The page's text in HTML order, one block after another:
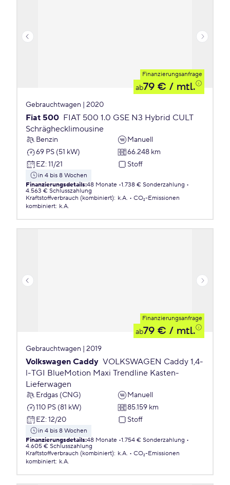
Finanzierungsanfrage
ab79 € / mtl.
Gebrauchtwagen | 2020
Fiat 500 FIAT 500 1.0 GSE N3 Hybrid CULT
Schräghecklimousine
Benzin
Manuell
69 PS (51 kW)
66.248 km
EZ: 11/21 Stoff
in 4 bis 8 Wochen
Finanzierungsdetails:48 Monate 1.738 € Sonderzahlung
4.563 € Schlusszahlung
Kraftstoffverbrauch (kombiniert): k.A.
CO₂-Emissionen
kombiniert: k.A.
Finanzierungsanfrage
ab79 € / mtl.
Gebrauchtwagen | 2019
Volkswagen Caddy VOLKSWAGEN Caddy 1,4-
l-TGI BlueMotion Maxi Trendline Kasten-
Lieferwagen
Erdgas (CNG)
Manuell
110 PS (81 kW)
85.159 km
EZ: 12/20 Stoff
in 4 bis 8 Wochen
Finanzierungsdetails:48 Monate 1.754 € Sonderzahlung
4.605 € Schlusszahlung
Kraftstoffverbrauch (kombiniert): k.A.
CO₂-Emissionen
kombiniert: k.A.